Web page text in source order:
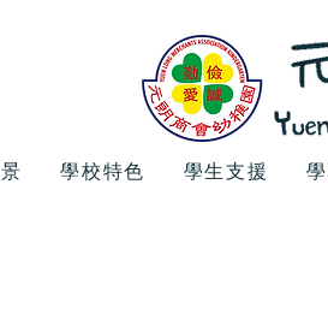
學校特色 學生支援